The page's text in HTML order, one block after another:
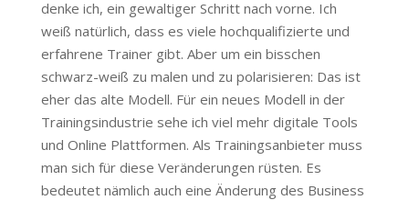
denke ich, ein gewaltiger Schritt nach vorne. Ich
weiß natürlich, dass es viele hochqualifizierte und
erfahrene Trainer gibt. Aber um ein bisschen
schwarz-weiß zu malen und zu polarisieren: Das ist
eher das alte Modell. Für ein neues Modell in der
Trainingsindustrie sehe ich viel mehr digitale Tools
und Online Plattformen. Als Trainingsanbieter muss
man sich für diese Veränderungen rüsten. Es
bedeutet nämlich auch eine Änderung des Business